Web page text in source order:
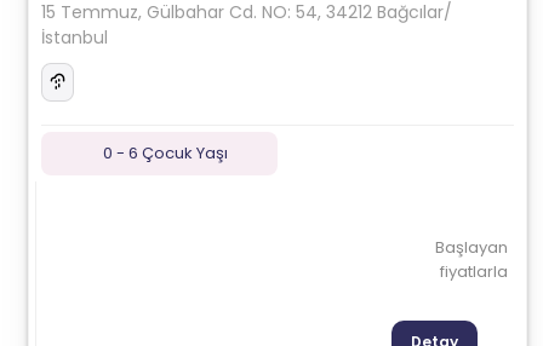
15 Temmuz, Gülbahar Cd. NO: 54, 34212 Bağcılar/
İstanbul
0 - 6 Çocuk Yaşı
Başlayan
fiyatlarla
Detay